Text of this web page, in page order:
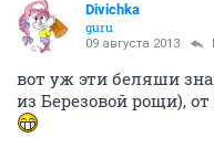
Divichka
guru
09 августа 2013
вот уж эти беляши
из Березовой рощи),